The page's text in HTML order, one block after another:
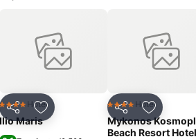
estacionamento, lavanderia, serviço de
quartos, traslado de/para o aeroporto,
serviço de câmbio, aluguel de carros e
manhã de cortesia, bar/lounge, sauna,
parque infantil, biblioteca e bar na
há aluguel de bicicletas,
PartilharAdicionar aos favoritos
4 EstrelasHotel
Ilio Maris
Partilhar
4 EstrelasHotel
Mykonos
Beach Resort Hotel